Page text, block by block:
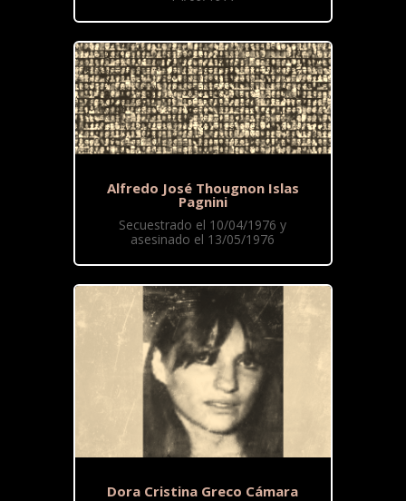
Alfredo José Thougnon Islas
Pagnini
Secuestrado el 10/04/1976 y
asesinado el 13/05/1976
Dora Cristina Greco Cámara